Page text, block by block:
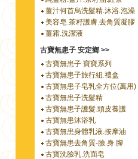
薑汁何首烏洗髮精.沐浴.泡澡
美容皂.茶籽護膚.去角質凝膠
薑霜.洗潔液
古寶無患子 安定鄉 >>
古寶無患子 寶寶系列
古寶無患子旅行組.禮盒
古寶無患子皂乳全方位(萬用)
古寶無患子洗髮精
古寶無患子護髮.頭皮養護
古寶無患沐浴乳
古寶無患身體乳液.按摩油
古寶無患去角質-臉.身.腳
古寶洗臉乳.洗面皂